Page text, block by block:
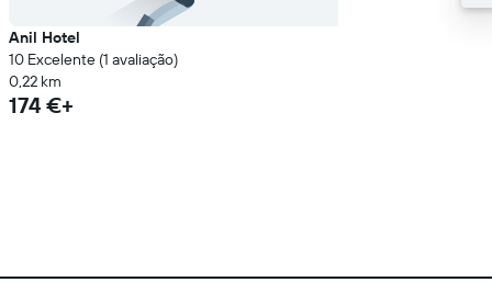
Anil Hotel
10 Excelente (1 avaliação)
0,22 km
174 €+